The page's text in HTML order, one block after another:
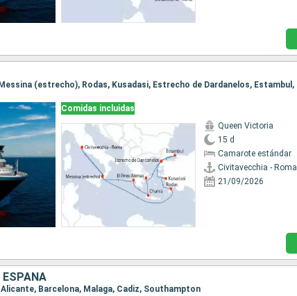
Comidas incluidas
Queen Victoria
15 d
Camarote estándar
Civitavecchia - Roma
21/09/2026
ESPAÑA
Barcelona, Malaga, Cadiz, Southampton